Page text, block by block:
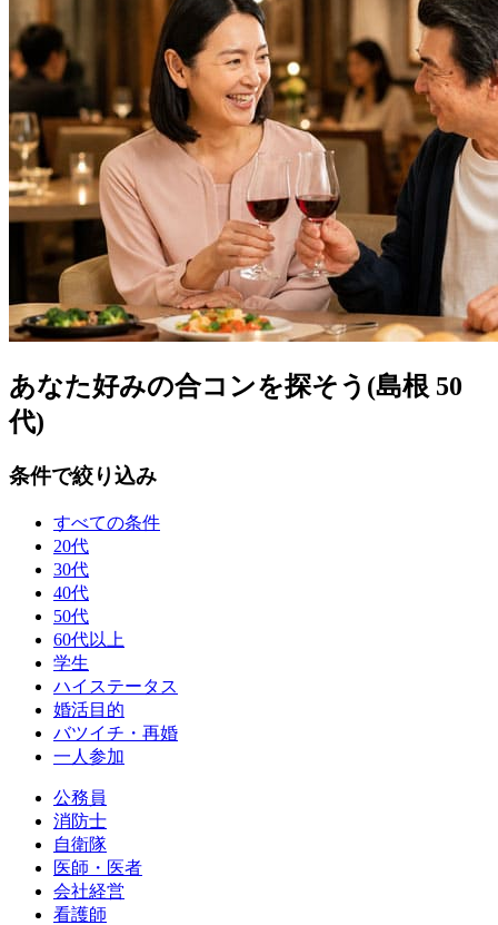
あなた好みの合コンを探そう(島根 50
代)
条件で絞り込み
すべての条件
20代
30代
40代
50代
60代以上
学生
ハイステータス
婚活目的
バツイチ・再婚
一人参加
公務員
消防士
自衛隊
医師・医者
会社経営
看護師